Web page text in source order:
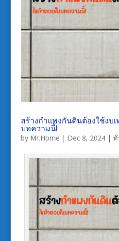
สร้างกำแพงกันดินต้องใช้งบ
บทความนี้!
by Mr.Home | Dec 8, 2024| ทั่